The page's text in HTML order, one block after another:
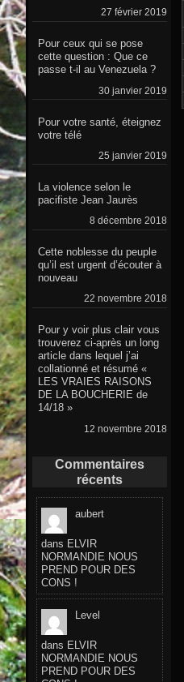
27 février 2019
Pour ceux qui se pose
cette question : Que ce
passe t-il au Venezuela ?
30 janvier 2019
Pour votre santé, éteignez
votre télé
25 janvier 2019
La violence selon le
pacifiste Jean Jaurès
8 décembre 2018
Cette noblesse du peuple
qu’il est urgent d’écouter à
nouveau
22 novembre 2018
Pour y voir plus clair vous
trouverez ci-après un long
article dans lequel j’ai
collationné et résumé «
LES VRAIES RAISONS
DE LA BOUCHERIE de
14/18 »
12 novembre 2018
Commentaires
récents
aubert
dans ELVIR
NORMANDIE NOUS
PREND POUR DES
CONS !
Level
dans ELVIR
NORMANDIE NOUS
PREND POUR DES